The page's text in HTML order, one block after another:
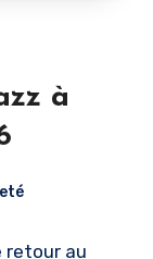
à
retour au